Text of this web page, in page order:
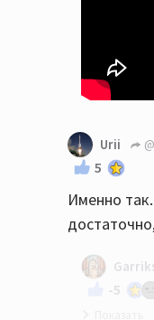
Urii
5
Именно
-5